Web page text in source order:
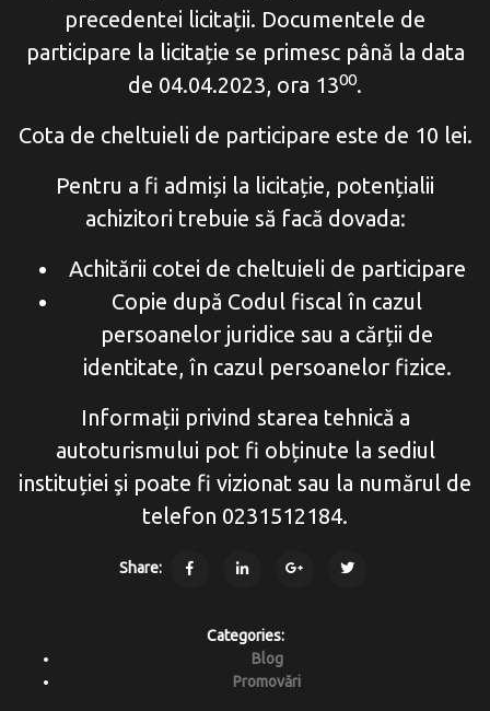
precedentei licitații. Documentele de
participare la licitație se primesc până la data
de 04.04.2023, ora 1300.
Cota de cheltuieli de participare este de 10 lei.
Pentru a fi admiși la licitație, potențialii
achizitori trebuie să facă dovada:
Achitării cotei de cheltuieli de participare
Copie după Codul fiscal în cazul
persoanelor juridice sau a cărții de
identitate, în cazul persoanelor fizice.
Informații privind starea tehnică a
autoturismului pot fi obținute la sediul
instituției şi poate fi vizionat sau la numărul de
telefon 0231512184.
Share:
Categories:
Blog
Promovări